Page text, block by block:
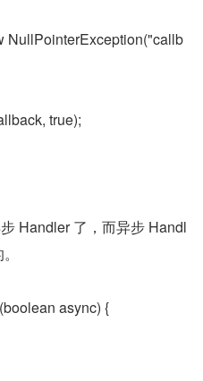
NullPointerException("callb
true);
Handler 了，而异步 Handl
async) {